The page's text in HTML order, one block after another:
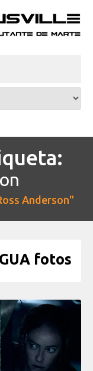
Anderson"
fotos